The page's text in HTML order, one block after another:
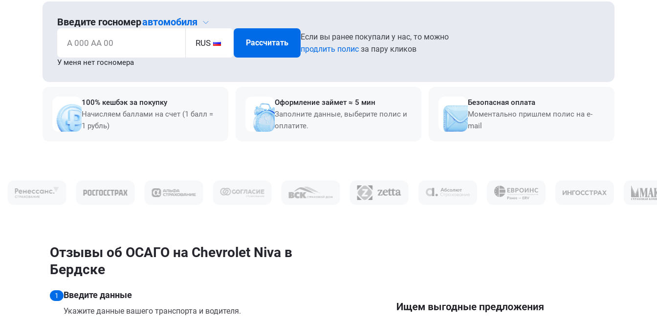
Введите госномеравтомобиля
А 000 АА 00 RUS Рассчитать
Если вы ранее покупали у нас, то можно
продлить полис за пару кликов
У меня нет госномера
100% кешбэк за покупку
Начисляем баллами на счет (1 балл =
1 рубль)
Оформление займет ≈ 5 мин
Заполните данные, выберите полис и
оплатите.
Безопасная оплата
Моментально пришлем полис на e-
mail
Отзывы об ОСАГО на Chevrolet Niva в
Бердске
1 Введите данные
Укажите данные вашего транспорта и водителя.